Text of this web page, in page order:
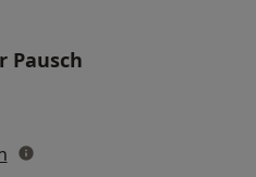
Pausch